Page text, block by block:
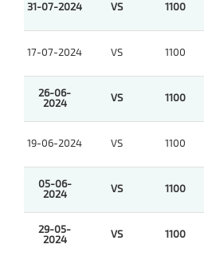
31-07-2024 VS 1100
17-07-2024 VS 1100
26-06-
2024
VS 1100
19-06-2024 VS 1100
05-06-
2024
VS 1100
29-05-
2024
VS 1100